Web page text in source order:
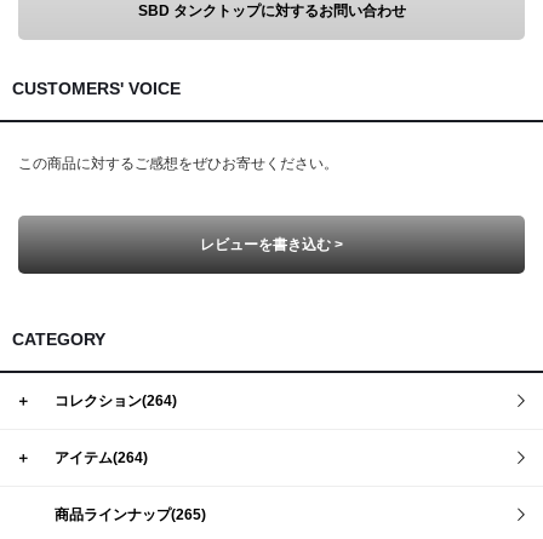
SBD タンクトップに対するお問い合わせ
CUSTOMERS' VOICE
この商品に対するご感想をぜひお寄せください。
レビューを書き込む >
CATEGORY
＋ コレクション(264)
＋ アイテム(264)
商品ラインナップ(265)